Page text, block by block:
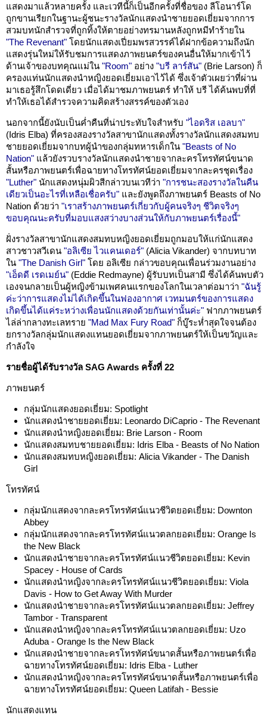
แสดงมาแล้วหลายครั้ง และเวทีนี้ก็เป็นอีกครั้งที่ชื่อของ ลีโอนาร์โด
ถูกขานเรียกในฐานะผู้ชนะรางวัลนักแสดงนำชายยอดเยี่ยมจากการ
สวมบทนักสำรวจที่ถูกทิ้งให้ตายอย่างทรมานหลังถูกหมีทำร้ายใน
"The Revenant" โดยนักแสดงเปี่ยมพรสวรรค์ได้ฝากข้อความถึงนัก
แสดงรุ่นใหม่ให้รับชมการแสดงภาพยนตร์ของคนอื่นให้มากเข้าไว้
ด้านเจ้าของบทคุณแม่ใน "Room" อย่าง "บรี ลาร์สัน" (Brie Larson) ก็
ครองแท่นนักแสดงนำหญิงยอดเยี่ยมเอาไว้ได้ ซึ่งเจ้าตัวเผยว่าที่ผ่าน
มาเธอรู้สึกโดดเดี่ยว เมื่อได้มาชมภาพยนตร์ ทำให้ บรี ได้ค้นพบที่ที่
ทำให้เธอได้สำรวจความคิดสร้างสรรค์ของตัวเอง
นอกจากนี้ยังนับเป็นค่ำคืนที่น่าประทับใจสำหรับ "ไอดริส เอลบา"
(Idris Elba) ที่ครองสองรางวัลสาขานักแสดงทั้งรางวัลนักแสดงสมทบ
ชายยอดเยี่ยมจากบทผู้นำของกลุ่มทหารเด็กใน "Beasts of No
Nation" แล้วยังรวบรางวัลนักแสดงนำชายจากละครโทรทัศน์ขนาด
สั้นหรือภาพยนตร์เพื่อฉายทางโทรทัศน์ยอดเยี่ยมจากละครชุดเรื่อง
"Luther" นักแสดงหนุ่มผิวสีกล่าวบนเวทีว่า "การชนะสองรางวัลในคืน
เดียวเป็นอะไรที่เหลือเชื่อครับ" และยังพูดถึงภาพยนตร์ Beasts of No
Nation ด้วยว่า "เราสร้างภาพยนตร์เกี่ยวกับผู้คนจริงๆ ชีวิตจริงๆ
ขอบคุณนะครับที่มอบแสงสว่างบางส่วนให้กับภาพยนตร์เรื่องนี้"
ฝั่งรางวัลสาขานักแสดงสมทบหญิงยอดเยี่ยมถูกมอบให้แก่นักแสดง
สาวชาวสวีเดน "อลิเซีย ไวแคนเดอร์" (Alicia Vikander) จากบทบาท
ใน "The Danish Girl" โดย อลิเซีย กล่าวขอบคุณเพื่อนร่วมงานอย่าง
"เอ็ดดี เรดเมย์น" (Eddie Redmayne) ผู้รับบทเป็นสามี ซึ่งได้ค้นพบตัว
เองจนกลายเป็นผู้หญิงข้ามเพศคนแรกของโลกในเวลาต่อมาว่า "ฉันรู้
ค่ะว่าการแสดงไม่ได้เกิดขึ้นในฟองอากาศ เวทมนตร์ของการแสดง
เกิดขึ้นได้แค่ระหว่างเพื่อนนักแสดงด้วยกันเท่านั้นค่ะ" ฟากภาพยนตร์
ไล่ล่ากลางทะเลทราย "Mad Max Fury Road" ก็บู๊ระห่ำสุดใจจนต้อง
ยกรางวัลกลุ่มนักแสดงแทนยอดเยี่ยมจากภาพยนตร์ให้เป็นขวัญและ
กำลังใจ
รายชื่อผู้ได้รับรางวัล SAG Awards ครั้งที่ 22
ภาพยนตร์
กลุ่มนักแสดงยอดเยี่ยม: Spotlight
นักแสดงนำชายยอดเยี่ยม: Leonardo DiCaprio - The Revenant
นักแสดงนำหญิงยอดเยี่ยม: Brie Larson - Room
นักแสดงสมทบชายยอดเยี่ยม: Idris Elba - Beasts of No Nation
นักแสดงสมทบหญิงยอดเยี่ยม: Alicia Vikander - The Danish
Girl
โทรทัศน์
กลุ่มนักแสดงจากละครโทรทัศน์แนวชีวิตยอดเยี่ยม: Downton
Abbey
กลุ่มนักแสดงจากละครโทรทัศน์แนวตลกยอดเยี่ยม: Orange Is
the New Black
นักแสดงนำชายจากละครโทรทัศน์แนวชีวิตยอดเยี่ยม: Kevin
Spacey - House of Cards
นักแสดงนำหญิงจากละครโทรทัศน์แนวชีวิตยอดเยี่ยม: Viola
Davis - How to Get Away With Murder
นักแสดงนำชายจากละครโทรทัศน์แนวตลกยอดเยี่ยม: Jeffrey
Tambor - Transparent
นักแสดงนำหญิงจากละครโทรทัศน์แนวตลกยอดเยี่ยม: Uzo
Aduba - Orange Is the New Black
นักแสดงนำชายจากละครโทรทัศน์ขนาดสั้นหรือภาพยนตร์เพื่อ
ฉายทางโทรทัศน์ยอดเยี่ยม: Idris Elba - Luther
นักแสดงนำหญิงจากละครโทรทัศน์ขนาดสั้นหรือภาพยนตร์เพื่อ
ฉายทางโทรทัศน์ยอดเยี่ยม: Queen Latifah - Bessie
นักแสดงแทน